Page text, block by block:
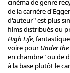
cinéma de genre
de la carrière
d'auteur" est plus
films distribués ou
High Life,
voire pourUnder the
en chambre" ou de
à la base plutôt le